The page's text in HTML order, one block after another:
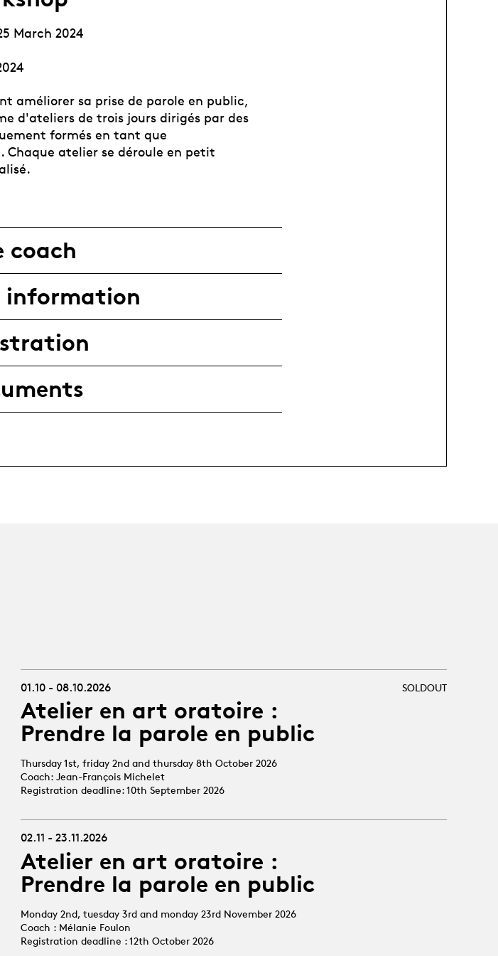
March 2024
améliorer sa prise de parole en public,
d'ateliers de trois jours dirigés par des
formés en tant que
atelier se déroule en petit
coach
information
SOLDOUT
01.10 - 08.10.2026
Atelier en art oratoire :
Prendre la parole en public
Thursday 1st, friday 2nd and thursday 8th October 2026
Coach: Jean-François Michelet
Registration deadline: 10th September 2026
02.11 - 23.11.2026
Atelier en art oratoire :
Prendre la parole en public
Monday 2nd, tuesday 3rd and monday 23rd November 2026
Coach : Mélanie Foulon
Registration deadline : 12th October 2026